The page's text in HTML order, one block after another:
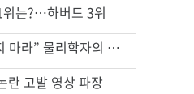
위는?…하버드 3위
“로또, 이 번호 찍지 마라” 물리학자의 당첨금 높이는 비밀
란 고발 영상 파장